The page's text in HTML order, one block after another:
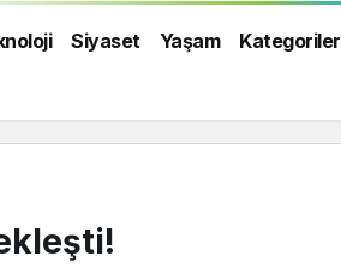
Siyaset Yaşam Kategoriler